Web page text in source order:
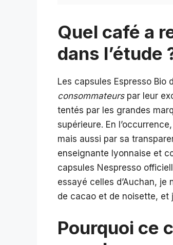
Quel café a
dans l’étude
Les capsules Espresso Bio
consommateurspar leur
tentés par les grandes
supérieure. En
mais aussi par sa
enseignante lyonnaise et
capsules Nespresso
essayé celles d’Auchan,
de cacao et de noisette, et
Pourquoi ce